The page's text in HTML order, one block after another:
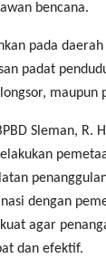
bencana.
pada
padat
maupun
Sleman, R.
dengan
agar
dan efektif.